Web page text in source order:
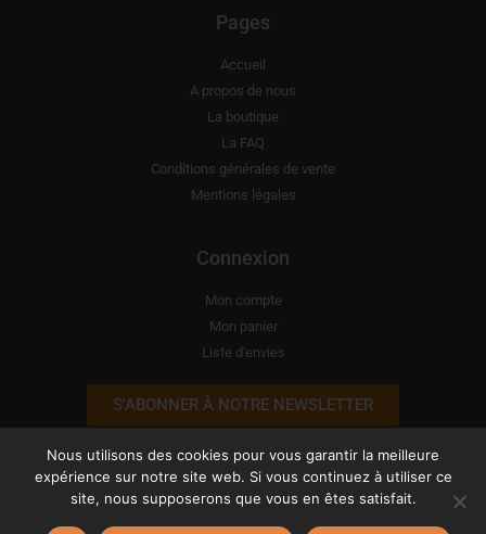
Pages
Accueil
A propos de nous
La boutique
La FAQ
Conditions générales de vente
Mentions légales
Connexion
Mon compte
Mon panier
Liste d'envies
S'ABONNER À NOTRE NEWSLETTER
Copyright © 2026 ATELIER LÉONIE
Nous utilisons des cookies pour vous garantir la meilleure
expérience sur notre site web. Si vous continuez à utiliser ce
site, nous supposerons que vous en êtes satisfait.